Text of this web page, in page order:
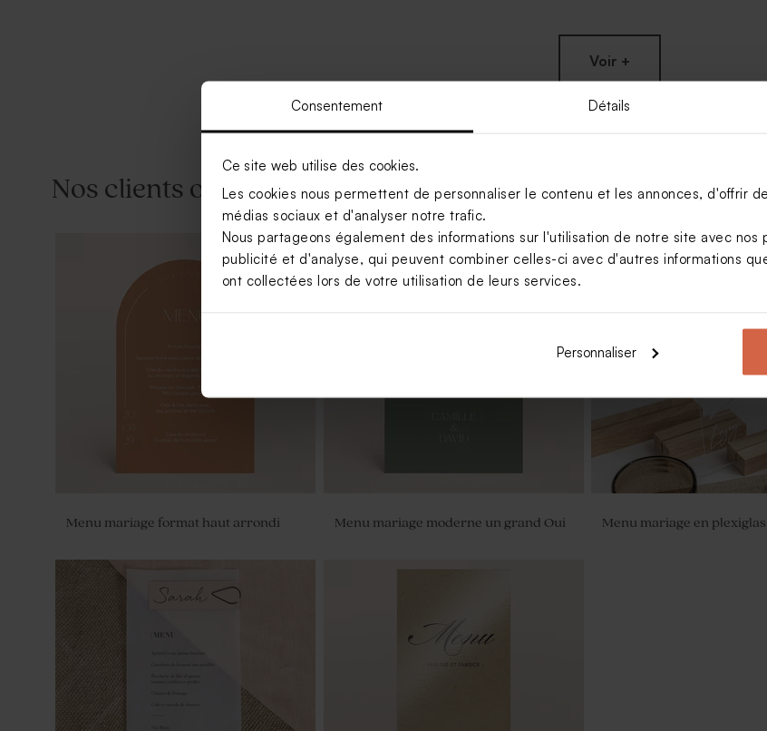
Consentement Détails
Ce site web utilise des cookies.
Les cookies nous permettent de personnaliser le contenu et les annonces, d'offrir
médias sociaux et d'analyser notre trafic.
Nous partageons également des informations sur l'utilisation de notre site avec nos
publicité et d'analyse, qui peuvent combiner celles-ci avec d'autres informations
ont collectées lors de votre utilisation de leurs services.
Personnaliser
Voir +
Nos clients ont aussi aimé...
Menu mariage format haut arrondi Menu mariage moderne un grand Oui Menu mariage en plexiglas